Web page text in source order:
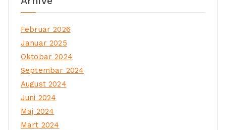
Februar 2026
Januar 2025
Oktobar 2024
Septembar 2024
August 2024
Juni 2024
Maj 2024
Mart 2024